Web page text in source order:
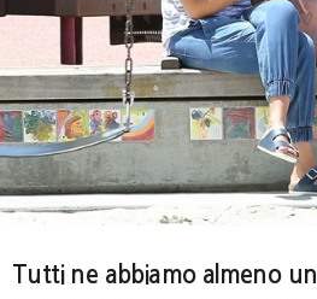
Tutti ne abbiamo almeno